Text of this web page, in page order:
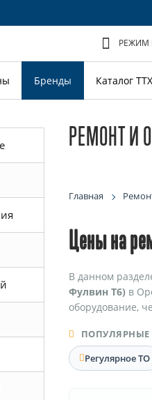
РЕЖИМ
Бренды Каталог ТТХ
РЕМОНТ И
Главная
Цены на
В данном
Фулвин Т6) в
оборудование,
ПОПУЛЯРНЫЕ
Регулярное ТО